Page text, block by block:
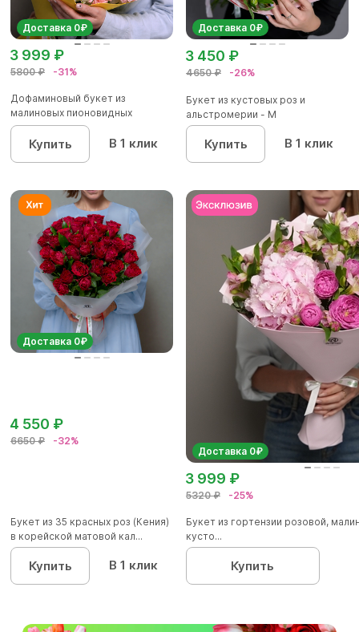
Доставка 0₽
5800 ₽ -31%
3 999 ₽
Дофаминовый букет из
малиновых пионовидных
кустовых роз...
Купить В 1 клик
Доставка 0₽
4650 ₽ -26%
3 450 ₽
Букет из кустовых роз и
альстромерии - М
Купить В 1 клик
Доставка 0₽
6650 ₽ -32%
4 550 ₽
Букет из 35 красных роз (Кения)
в корейской матовой кал...
Купить В 1 клик
Доставка 0₽
5320 ₽ -25%
3 999 ₽
Букет из гортензии розовой,
кусто...
Купить